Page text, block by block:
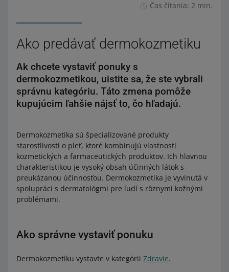
Čas čítania: 2 min.
Ako predávať dermokozmetiku
Ak chcete vystaviť ponuky s
dermokozmetikou, uistite sa, že ste vybrali
správnu kategóriu. Táto zmena pomôže
kupujúcim ľahšie nájsť to, čo hľadajú.
Dermokozmetika sú špecializované produkty
starostlivosti o pleť, ktoré kombinujú vlastnosti
kozmetických a farmaceutických produktov. Ich hlavnou
charakteristikou je vysoký obsah účinných látok s
preukázanou účinnosťou. Dermokozmetika je vyvinutá v
spolupráci s dermatológmi pre ľudí s rôznymi kožnými
problémami.
Ako správne vystaviť ponuku
Dermokozmetiku vystavte v kategórii Zdravie.